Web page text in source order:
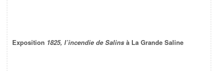
Exposition 1825, l’incendie de Salins à La Grande Saline